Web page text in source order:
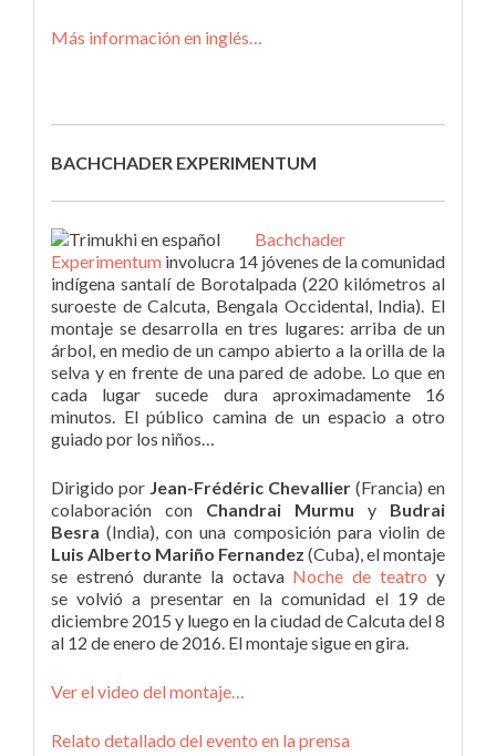
Más información en inglés…
BACHCHADER EXPERIMENTUM
Bachchader
Experimentum involucra 14 jóvenes de la comunidad
indígena santalí de Borotalpada (220 kilómetros al
suroeste de Calcuta, Bengala Occidental, India). El
montaje se desarrolla en tres lugares: arriba de un
árbol, en medio de un campo abierto a la orilla de la
selva y en frente de una pared de adobe. Lo que en
cada lugar sucede dura aproximadamente 16
minutos. El público camina de un espacio a otro
guiado por los niños…
Dirigido por Jean-Frédéric Chevallier (Francia) en
colaboración con Chandrai Murmu y Budrai
Besra (India), con una composición para violin de
Luis Alberto Mariño Fernandez (Cuba), el montaje
se estrenó durante la octava Noche de teatro y
se volvió a presentar en la comunidad el 19 de
diciembre 2015 y luego en la ciudad de Calcuta del 8
al 12 de enero de 2016. El montaje sigue en gira.
Ver el video del montaje…
Relato detallado del evento en la prensa